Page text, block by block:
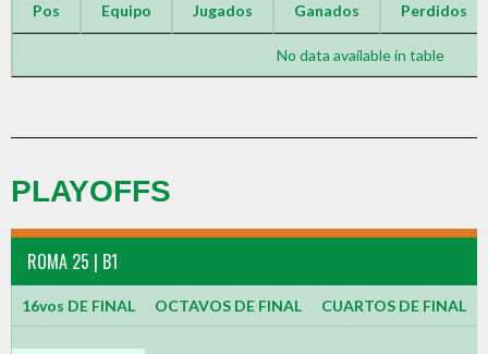
Pos Equipo Jugados Ganados Perdidos
No data available in table
PLAYOFFS
ROMA 25 | B1
16vos DE FINAL OCTAVOS DE FINAL CUARTOS DE FINAL